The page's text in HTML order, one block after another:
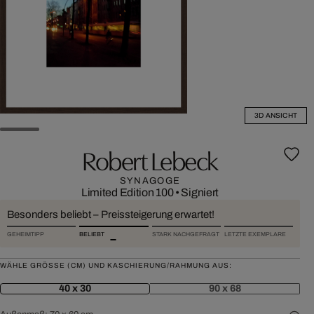
3D ANSICHT
Robert Lebeck
SYNAGOGE
Limited Edition 100• Signiert
Besonders beliebt – Preissteigerung erwartet!
GEHEIMTIPP BELIEBT STARK NACHGEFRAGT LETZTE EXEMPLARE
WÄHLE GRÖSSE (CM) UND KASCHIERUNG/RAHMUNG AUS:
40 x 30 90 x 68